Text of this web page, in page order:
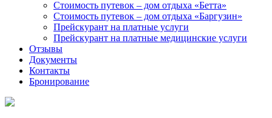
Стоимость путевок – дом отдыха «Бетта»
Стоимость путевок – дом отдыха «Баргузин»
Прейскурант на платные услуги
Прейскурант на платные медицинские услуги
Отзывы
Документы
Контакты
Бронирование